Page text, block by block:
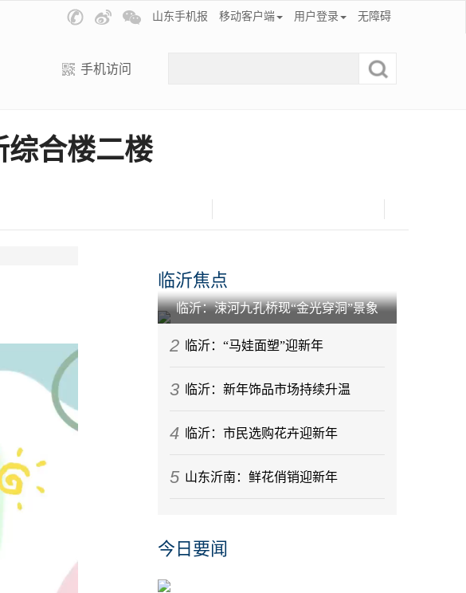
山东手机报 移动客户端 用户登录 无障碍
手机访问
综合楼二楼
临沂焦点
临沂：涑河九孔桥现“金光穿洞”景象
2 临沂：“马娃面塑”迎新年
3 临沂：新年饰品市场持续升温
4 临沂：市民选购花卉迎新年
5 山东沂南：鲜花俏销迎新年
今日要闻